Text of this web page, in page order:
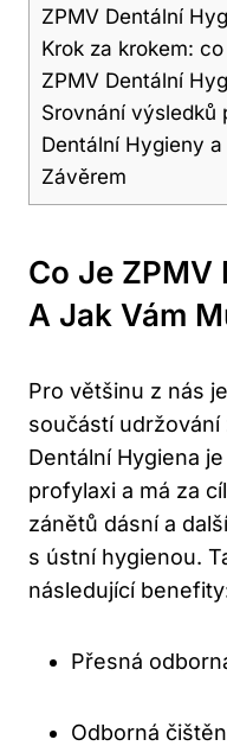
ZPMV Dentální
Krok za krokem:
ZPMV Dentální
Srovnání výsledků
Dentální Hygieny
Závěrem
Co Je ZPMV
A Jak Vám
Pro většinu z nás
součástí udržování
Dentální Hygiena
profylaxi a má za
zánětů dásní a
s ústní hygienou.
následující
Přesná
Odborná